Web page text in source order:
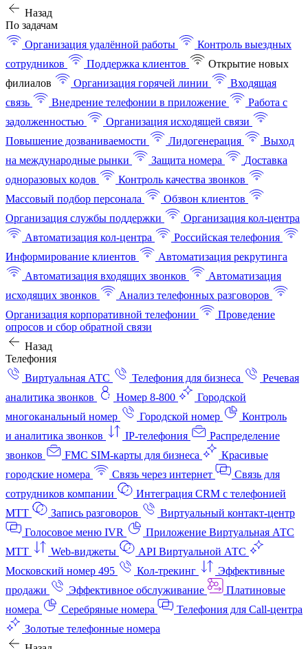
Назад
По задачам
Организация удалённой работы
Контроль выездных
сотрудников
Поддержка клиентов
Открытие новых
филиалов
Организация горячей линии
Входящая
связь
Внедрение телефонии в приложение
Работа с
задолженностью
Организация исходящей связи
Повышение дозваниваемости
Лидогенерация
Выход
на международные рынки
Защита номера
Доставка
одноразовых кодов
Контроль качества звонков
Массовый подбор персонала
Обзвон клиентов
Организация службы поддержки
Организация кол-центра
Автоматизация кол-центра
Российская телефония
Информирование клиентов
Автоматизация рекрутинга
Автоматизация входящих звонков
Автоматизация
исходящих звонков
Анализ телефонных разговоров
Организация корпоративной телефонии
Проведение
опросов и сбор обратной связи
Назад
Телефония
Виртуальная АТС
Телефония для бизнеса
Речевая
аналитика звонков
Номер 8-800
Городской
многоканальный номер
Городской номер
Контроль
и аналитика звонков
IP-телефония
Распределение
звонков
FMC SIM-карты для бизнеса
Красивые
городские номера
Связь через интернет
Связь для
сотрудников компании
Интеграция CRM с телефонией
МТТ
Запись разговоров
Виртуальный контакт‑центр
Голосовое меню IVR
Приложение Виртуальная АТС
МТТ
Web-виджеты
API Виртуальной АТС
Московский номер 495
Кол-трекинг
Эффективные
продажи
Эффективное обслуживание
Платиновые
номера
Серебряные номера
Телефония для Call-центра
Золотые телефонные номера